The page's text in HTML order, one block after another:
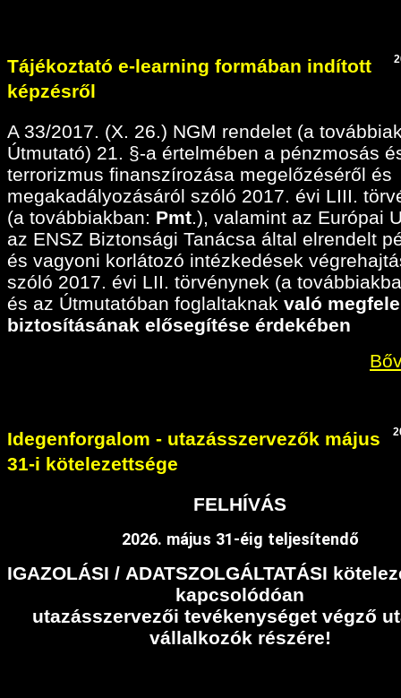
Tájékoztató e-learning formában indított
képzésről
A 33/2017. (X. 26.) NGM rendelet (a
Útmutató) 21. §-a értelmében a pénzmosás
terrorizmus finanszírozása megelőzéséről és
megakadályozásáról szóló 2017. évi LIII.
(a továbbiakban: Pmt.), valamint az Európai
az ENSZ Biztonsági Tanácsa által elrendelt
és vagyoni korlátozó intézkedések
szóló 2017. évi LII. törvénynek (a
és az Útmutatóban foglaltaknak való
biztosításának elősegítése érdekében
Idegenforgalom - utazásszervezők május
31-i kötelezettsége
FELHÍVÁS
2026. május 31-éig teljesítendő
IGAZOLÁSI / ADATSZOLGÁLTATÁSI
kapcsolódóan
utazásszervezői tevékenységet végző
vállalkozók részére!